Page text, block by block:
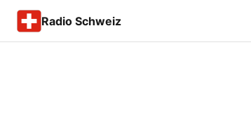
Radio Schweiz